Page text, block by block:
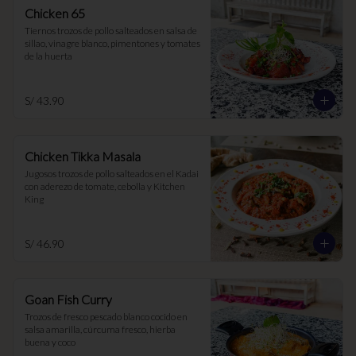
Chicken 65
Tiernos trozos de pollo salteados en salsa de
sillao, vinagre blanco, pimentones y tomates
de la huerta
S/ 43.90
Chicken Tikka Masala
Jugosos trozos de pollo salteados en el Kadai
con aderezo de tomate, cebolla y Kitchen
King
S/ 46.90
Goan Fish Curry
Trozos de fresco pescado blanco cocido en
salsa amarilla, cúrcuma fresco, hierba
buena y coco